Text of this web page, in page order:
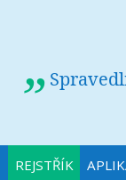
REJSTŘÍK